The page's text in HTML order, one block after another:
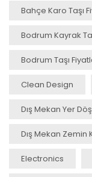
Bahçe Karo Taşı
Bodrum Kayrak
Bodrum Taşı
Clean Design
Dış Mekan Yer
Dış Mekan Zemin
Electronics